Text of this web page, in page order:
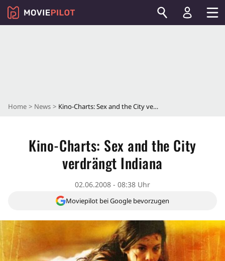
Home News Kino-Charts: Sex and the City verdrängt Indiana
Kino-Charts: Sex and the City
verdrängt Indiana
02.06.2008 - 08:38 Uhr
Moviepilot bei Google bevorzugen